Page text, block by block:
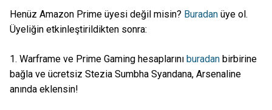
Henüz Amazon Prime üyesi değil misin? Buradan üye ol.
Üyeliğin etkinleştirildikten sonra:
1. Warframe ve Prime Gaming hesaplarını buradan birbirine
bağla ve ücretsiz Stezia Sumbha Syandana, Arsenaline
anında eklensin!